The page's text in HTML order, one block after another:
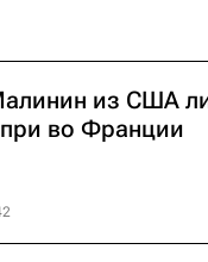
из США
во Франции